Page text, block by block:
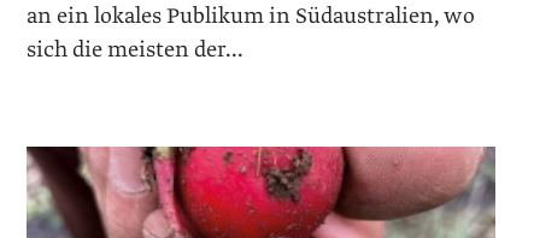
an ein lokales Publikum in Südaustralien, wo
sich die meisten der...